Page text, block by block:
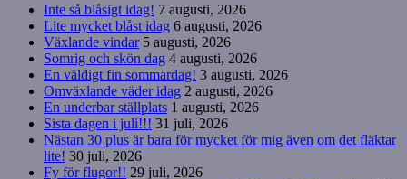
Inte så blåsigt idag! 7 augusti, 2026
Lite mycket blåst idag 6 augusti, 2026
Växlande vindar 5 augusti, 2026
Somrig och skön dag 4 augusti, 2026
En väldigt fin sommardag! 3 augusti, 2026
Omväxlande väder idag 2 augusti, 2026
En underbar ställplats 1 augusti, 2026
Sista dagen i juli!!! 31 juli, 2026
Nästan 30 plus är bara för mycket för mig även om det fläktar
lite! 30 juli, 2026
Fy för flugor!! 29 juli, 2026